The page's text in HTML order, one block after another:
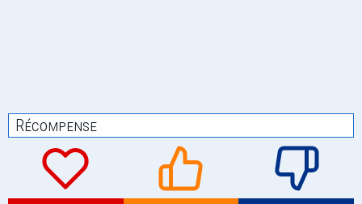
Récompense